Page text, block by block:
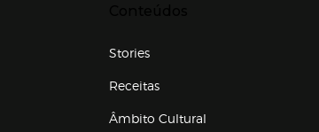
Stories
Receitas
Âmbito Cultural